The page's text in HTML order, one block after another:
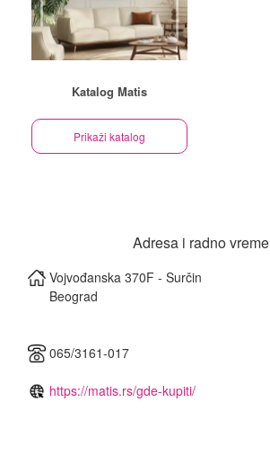
Katalog Matis
Prikaži katalog
Adresa i radno vreme
Vojvođanska 370F - Surčin
Beograd
065/3161-017
https://matis.rs/gde-kupiti/